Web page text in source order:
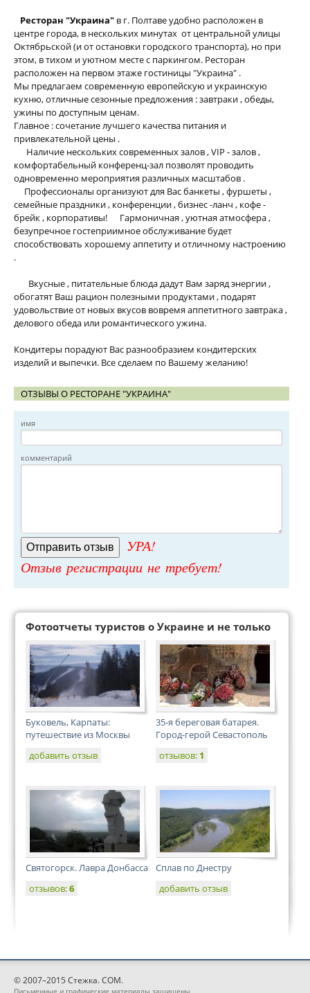
Ресторан "Украина" в г. Полтаве удобно расположен в
центре города, в нескольких минутах от центральной улицы
Октябрьской (и от остановки городского транспорта), но при
этом, в тихом и уютном месте с паркингом. Ресторан
расположен на первом этаже гостиницы "Украина" .
Мы предлагаем современную европейскую и украинскую
кухню, отличные сезонные предложения : завтраки , обеды,
ужины по доступным ценам.
Главное : сочетание лучшего качества питания и
привлекательной цены .
Наличие нескольких современных залов , VIP - залов ,
комфортабельный конференц-зал позволят проводить
одновременно мероприятия различных масштабов .
Профессионалы организуют для Вас банкеты , фуршеты ,
семейные праздники , конференции , бизнес -ланч , кофе -
брейк , корпоративы! Гармоничная , уютная атмосфера ,
безупречное гостеприимное обслуживание будет
способствовать хорошему аппетиту и отличному настроению
.
Вкусные , питательные блюда дадут Вам заряд энергии ,
обогатят Ваш рацион полезными продуктами , подарят
удовольствие от новых вкусов вовремя аппетитного завтрака ,
делового обеда или романтического ужина.
Кондитеры порадуют Вас разнообразием кондитерских
изделий и выпечки. Все сделаем по Вашему желанию!
ОТЗЫВЫ О РЕСТОРАНЕ "УКРАИНА"
имя
комментарий
УРА!
Отзыв регистрации не требует!
Фотоотчеты туристов о Украине и не только
Буковель, Карпаты:
путешествие из Москвы
добавить отзыв
35-я береговая батарея.
Город-герой Севастополь
отзывов: 1
Святогорск. Лавра Донбасса
отзывов:6
Сплав по Днестру
добавить отзыв
© 2007–2015 Стежка. COM.
Письменные и графические материалы защищены